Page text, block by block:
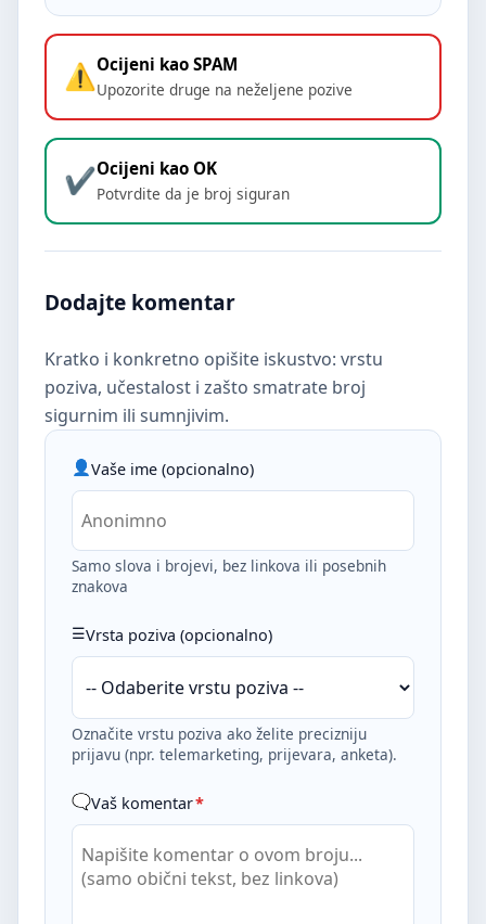
Ocijeni kao SPAM
Upozorite druge na neželjene pozive
Ocijeni kao OK
Potvrdite da je broj siguran
Dodajte komentar
Kratko i konkretno opišite iskustvo: vrstu
poziva, učestalost i zašto smatrate broj
sigurnim ili sumnjivim.
Vaše ime (opcionalno)
Samo slova i brojevi, bez linkova ili posebnih
znakova
Vrsta poziva (opcionalno)
Označite vrstu poziva ako želite precizniju
prijavu (npr. telemarketing, prijevara, anketa).
Vaš komentar*